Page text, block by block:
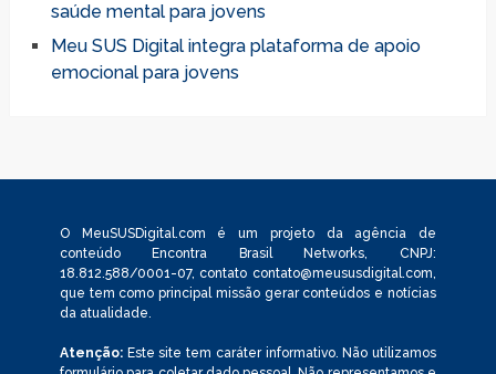
saúde mental para jovens
Meu SUS Digital integra plataforma de apoio
emocional para jovens
O MeuSUSDigital.com é um projeto da agência de
conteúdo Encontra Brasil Networks, CNPJ:
18.812.588/0001-07, contato contato@meususdigital.com,
que tem como principal missão gerar conteúdos e notícias
da atualidade.
Atenção:Este site tem caráter informativo. Não utilizamos